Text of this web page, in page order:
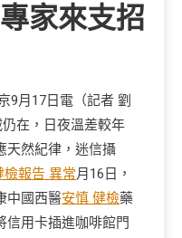
家來支招
9月17日電（記者 劉
仍在，日夜溫差較年
天然紀律，迷信攝
檢報告 異常月16日，
中國西醫安慎 健檢藥
信用卡插進咖啡館門